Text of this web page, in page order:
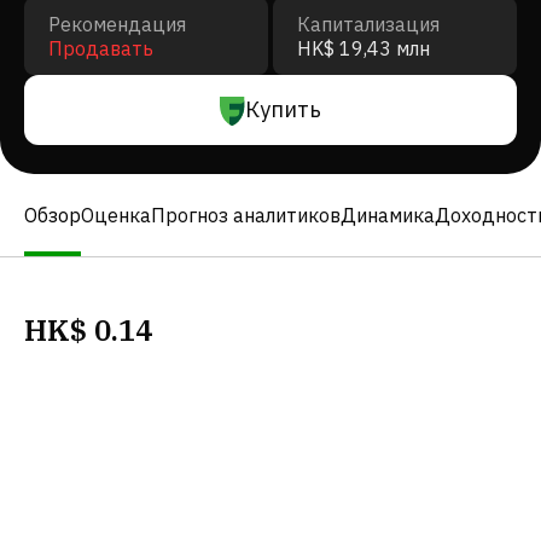
Рекомендация
Продавать
Капитализация
HK$ 19,43 млн
Купить
ОбзорОценкаПрогноз аналитиковДинамика
HK$ 0.14